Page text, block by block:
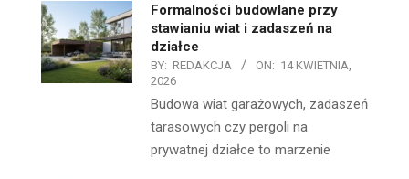
Formalności budowlane przy
stawianiu wiat i zadaszeń na
działce
BY: REDAKCJA ON: 14 KWIETNIA,
2026
Budowa wiat garażowych, zadaszeń
tarasowych czy pergoli na
prywatnej działce to marzenie